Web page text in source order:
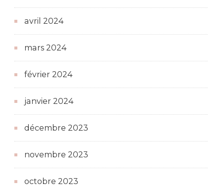
avril 2024
mars 2024
février 2024
janvier 2024
décembre 2023
novembre 2023
octobre 2023